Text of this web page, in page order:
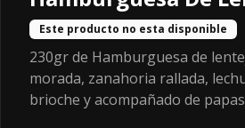
Nacional
Doble hamburguesa 100% carne
(250gr), Palta, tomate, queso
mantecoso, lechuga y mayonesa
casera y papa hilo, acompañado de
papas fritas.
$9.800
Este producto no esta disponible
230gr de Hamburguesa de
morada, zanahoria rallada,
brioche y acompañado de